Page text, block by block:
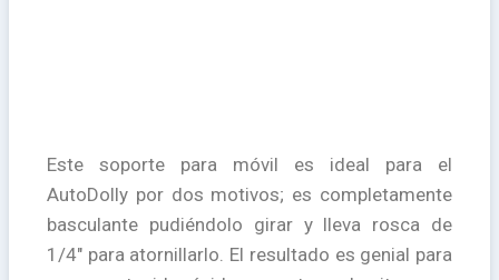
Este soporte para móvil es ideal para el
AutoDolly por dos motivos; es completamente
basculante pudiéndolo girar y lleva rosca de
1/4″ para atornillarlo. El resultado es genial para